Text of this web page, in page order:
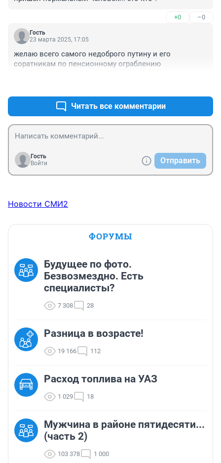
+0 –0
Гость
23 марта 2025, 17:05
желаю всего самого недоброго путину и его
соратникам по пенсионному ограблению
Читать все комментарии
Гость
Войти
Отправить
Новости СМИ2
ФОРУМЫ
Будущее по фото.
Безвозмездно. Есть
специалисты?
7 308 28
Разница в возрасте!
19 166 112
Расход топлива на УАЗ
1 029 18
Мужчина в районе пятидесяти...
(часть 2)
103 378 1 000